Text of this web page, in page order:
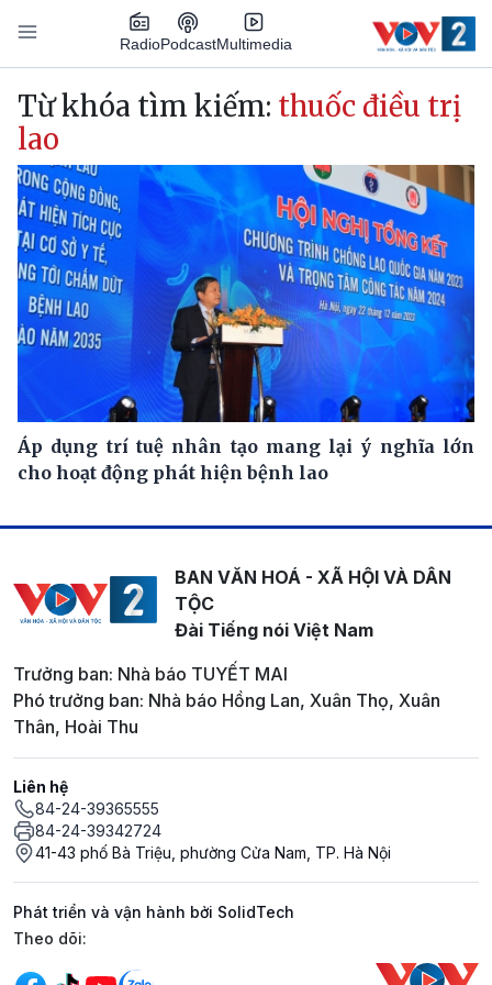
Nhảy đến nội dung
RadioPodcastMultimedia
Main navigation
Từ khóa tìm kiếm: thuốc điều trị
lao
Áp dụng trí tuệ nhân tạo mang lại ý nghĩa lớn
cho hoạt động phát hiện bệnh lao
BAN VĂN HOÁ - XÃ HỘI VÀ DÂN
TỘC
Đài Tiếng nói Việt Nam
Trưởng ban: Nhà báo TUYẾT MAI
Phó trưởng ban: Nhà báo Hồng Lan, Xuân Thọ, Xuân
Thân, Hoài Thu
Liên hệ
84-24-39365555
84-24-39342724
41-43 phố Bà Triệu, phường Cửa Nam, TP. Hà Nội
Phát triển và vận hành bởi SolidTech
Mạng xã hội
Theo dõi: